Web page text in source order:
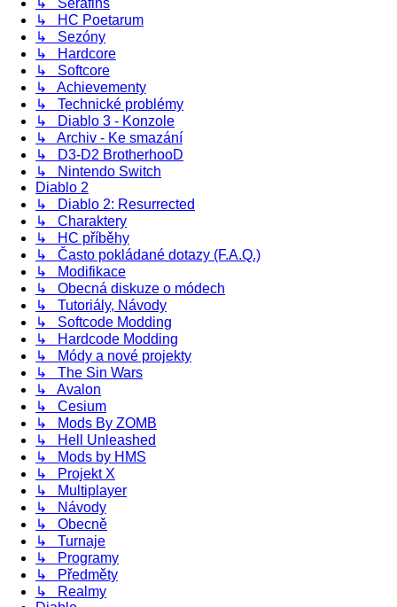
↳ Serafins
↳ HC Poetarum
↳ Sezóny
↳ Hardcore
↳ Softcore
↳ Achievementy
↳ Technické problémy
↳ Diablo 3 - Konzole
↳ Archiv - Ke smazání
↳ D3-D2 BrotherhooD
↳ Nintendo Switch
Diablo 2
↳ Diablo 2: Resurrected
↳ Charaktery
↳ HC příběhy
↳ Často pokládané dotazy (F.A.Q.)
↳ Modifikace
↳ Obecná diskuze o módech
↳ Tutoriály, Návody
↳ Softcode Modding
↳ Hardcode Modding
↳ Módy a nové projekty
↳ The Sin Wars
↳ Avalon
↳ Cesium
↳ Mods By ZOMB
↳ Hell Unleashed
↳ Mods by HMS
↳ Projekt X
↳ Multiplayer
↳ Návody
↳ Obecně
↳ Turnaje
↳ Programy
↳ Předměty
↳ Realmy